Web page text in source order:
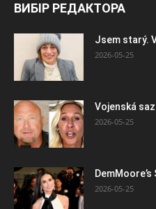
ВИБІР РЕДАКТОРА
Jsem starý.
2026-05-25
Vojenská
2026-05-25
2026-05-25